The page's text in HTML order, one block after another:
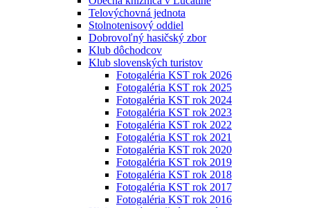
Telovýchovná jednota
Stolnotenisový oddiel
Dobrovoľný hasičský zbor
Klub dôchodcov
Klub slovenských turistov
Fotogaléria KST rok 2026
Fotogaléria KST rok 2025
Fotogaléria KST rok 2024
Fotogaléria KST rok 2023
Fotogaléria KST rok 2022
Fotogaléria KST rok 2021
Fotogaléria KST rok 2020
Fotogaléria KST rok 2019
Fotogaléria KST rok 2018
Fotogaléria KST rok 2017
Fotogaléria KST rok 2016